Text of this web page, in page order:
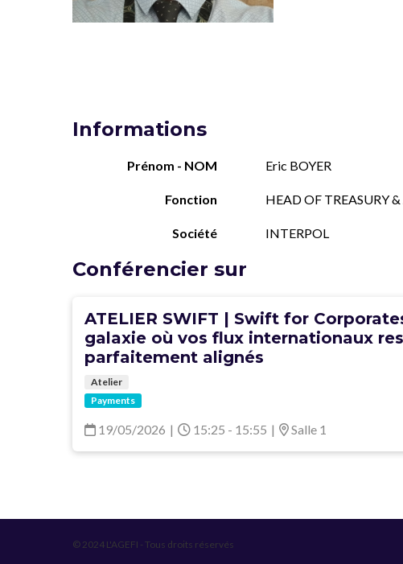
Informations
Prénom - NOM Eric BOYER
Fonction HEAD OF TREASURY
Société INTERPOL
Conférencier sur
ATELIER SWIFT | Swift for
galaxie où vos flux internationaux
parfaitement alignés
Atelier
Payments
19/05/2026 | 15:25 - 15:55 | Salle 1
© 2024 L'AGEFI - Tous droits réservés